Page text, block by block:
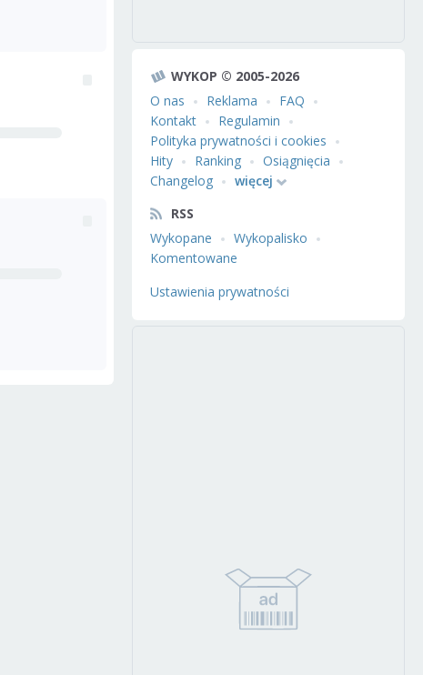
WYKOP © 2005-2026
O nas
Reklama
FAQ
Kontakt
Regulamin
Polityka prywatności i cookies
Hity
Ranking
Osiągnięcia
Changelog
więcej
RSS
Wykopane
Wykopalisko
Komentowane
Ustawienia prywatności